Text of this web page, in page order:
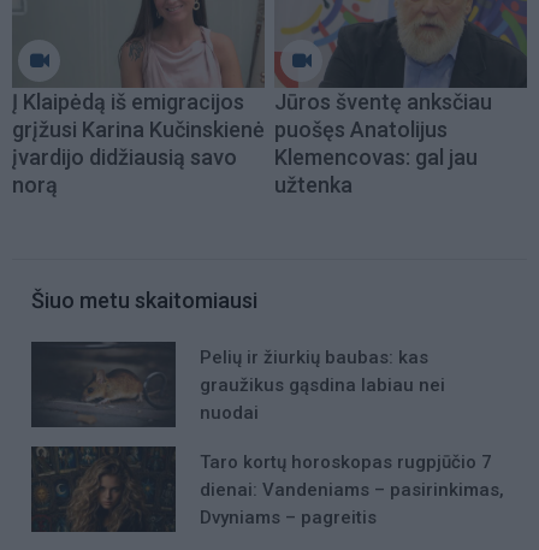
Į Klaipėdą iš emigracijos
grįžusi Karina Kučinskienė
įvardijo didžiausią savo
norą
Jūros šventę anksčiau
puošęs Anatolijus
Klemencovas: gal jau
užtenka
Šiuo metu skaitomiausi
Pelių ir žiurkių baubas: kas
graužikus gąsdina labiau nei
nuodai
Taro kortų horoskopas rugpjūčio 7
dienai: Vandeniams – pasirinkimas,
Dvyniams – pagreitis